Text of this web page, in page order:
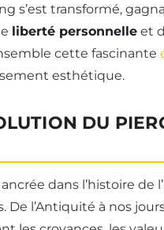
s’est transformé,
liberté personnelle et
cette fascinante
esthétique.
DU
dans l’histoire de
l’Antiquité à nos